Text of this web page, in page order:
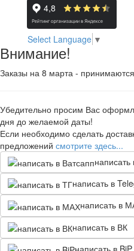
Select Language ▼
Внимание!
Заказы на 8 марта -
Убедительно просим Вас
дня до желаемой даты!
Если необходимо сделать
предложений смотрите здесь...
написать в
написать в
написать в ВК